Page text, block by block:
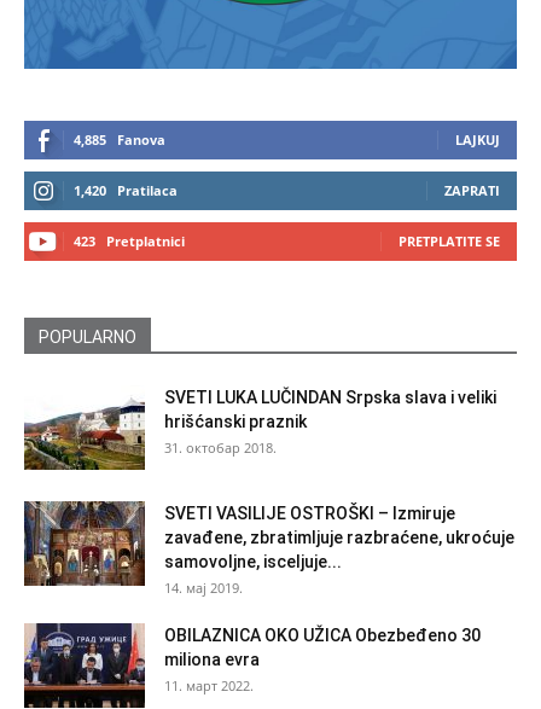
4,885 Fanova LAJKUJ
1,420 Pratilaca ZAPRATI
423 Pretplatnici PRETPLATITE SE
POPULARNO
SVETI LUKA LUČINDAN Srpska slava i veliki
hrišćanski praznik
31. октобар 2018.
SVETI VASILIJE OSTROŠKI – Izmiruje
zavađene, zbratimljuje razbraćene, ukroćuje
samovoljne, isceljuje...
14. мај 2019.
OBILAZNICA OKO UŽICA Obezbeđeno 30
miliona evra
11. март 2022.